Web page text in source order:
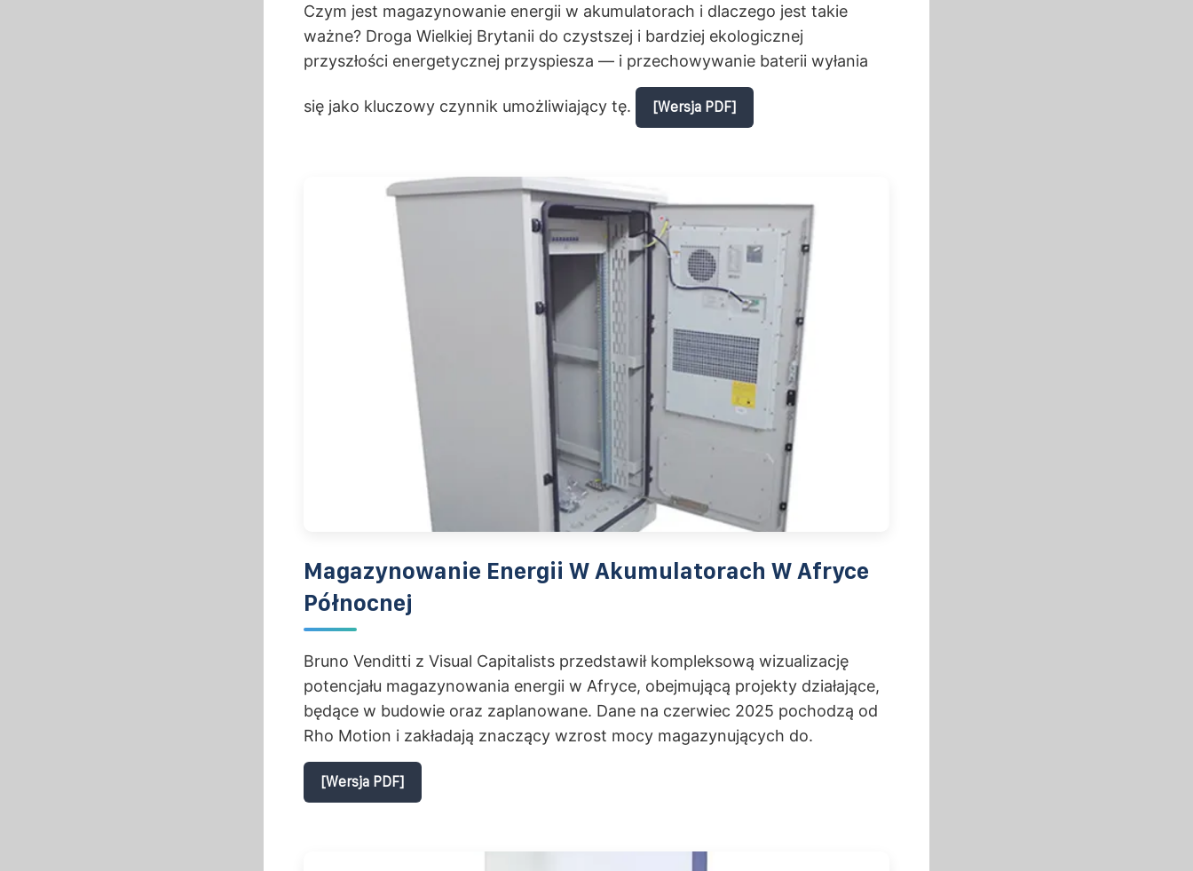
Czym jest magazynowanie energii w akumulatorach i dlaczego jest takie
ważne? Droga Wielkiej Brytanii do czystszej i bardziej ekologicznej
przyszłości energetycznej przyspiesza — i przechowywanie baterii wyłania
się jako kluczowy czynnik umożliwiający tę. [Wersja PDF]
Magazynowanie Energii W Akumulatorach W Afryce
Północnej
Bruno Venditti z Visual Capitalists przedstawił kompleksową wizualizację
potencjału magazynowania energii w Afryce, obejmującą projekty działające,
będące w budowie oraz zaplanowane. Dane na czerwiec 2025 pochodzą od
Rho Motion i zakładają znaczący wzrost mocy magazynujących do.
[Wersja PDF]